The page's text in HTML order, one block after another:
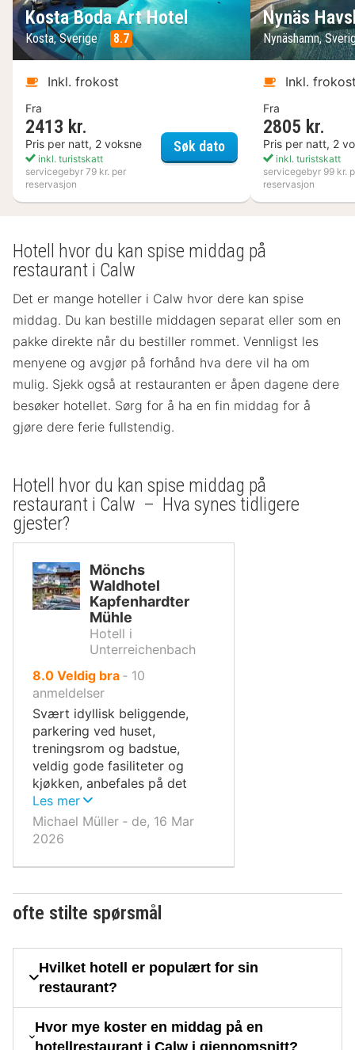
Kosta Boda Art Hotel
Kosta, Sverige 8.7
Inkl. frokost
Fra
2413 kr.
Pris per natt, 2 voksne
inkl. turistskatt
servicegebyr 79 kr. per
reservasjon
Søk datoKosta Boda Art Hotel
Nynäs
Nynäshamn,
Inkl.
Fra
2805 kr.
Pris per natt, 2
inkl. turistskatt
servicegebyr 99 kr.
reservasjon
Hotell hvor du kan spise middag på
restaurant i Calw
Det er mange hoteller i Calw hvor dere kan spise
middag. Du kan bestille middagen separat eller som en
pakke direkte når du bestiller rommet. Vennligst les
menyene og avgjør på forhånd hva dere vil ha om
mulig. Sjekk også at restauranten er åpen dagene dere
besøker hotellet. Sørg for å ha en fin middag for å
gjøre dere ferie fullstendig.
Hotell hvor du kan spise middag på
restaurant i Calw – Hva synes tidligere
gjester?
Mönchs
Waldhotel
Kapfenhardter
Mühle
Hotell i
Unterreichenbach
8.0av
10,
Veldig bra ‐ 10
anmeldelser
Svært idyllisk beliggende,
parkering ved huset,
treningsrom og badstue,
veldig gode fasiliteter og
kjøkken, anbefales på det
sterkeste.
Les mer
Michael Müller ‐ de, 16 Mar
2026
ofte stilte spørsmål
Hvilket hotell er populært for sin
restaurant?
Hvor mye koster en middag på en
hotellrestaurant i Calw i gjennomsnitt?